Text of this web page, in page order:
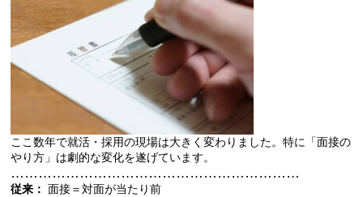
ここ数年で就活・採用の現場は大きく変わりました。特に「面接の
やり方」は劇的な変化を遂げています。
………………………………………………………
従来： 面接＝対面が当たり前